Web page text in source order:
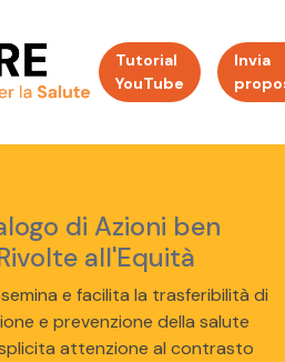
Tutorial
YouTube
Invia
di Azioni ben
all'Equità
e facilita la trasferibilità di
e prevenzione della salute
attenzione al contrasto